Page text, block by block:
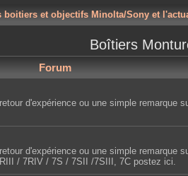
boitiers et objectifs Minolta/Sony et
Boîtiers
Forum
d'expérience ou une simple remarque
d'expérience ou une simple remarque
/ 7RIV / 7S / 7SII /7SIII, 7C postez ici.